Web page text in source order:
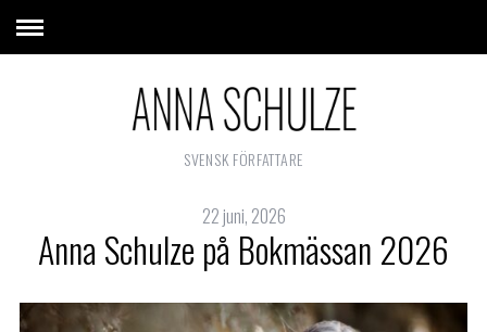
SVENSK FÖRFATTARE
22 juni, 2026
Anna Schulze på Bokmässan 2026